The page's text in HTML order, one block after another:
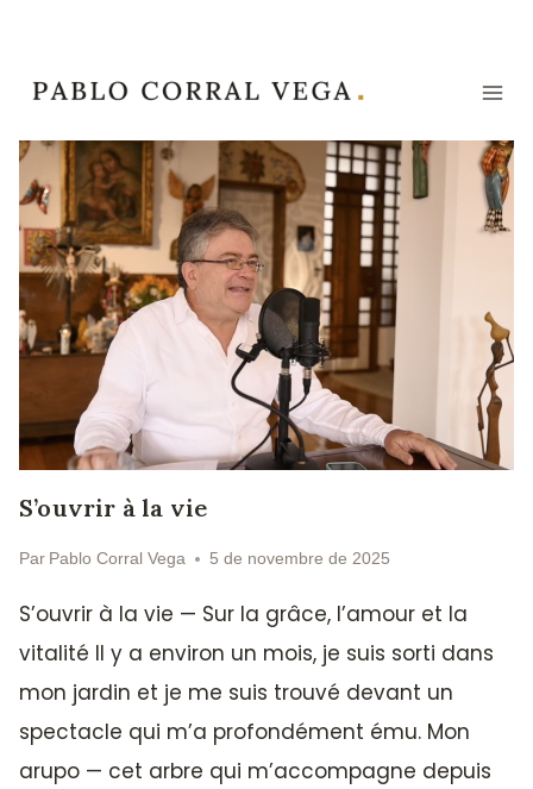
contenu
S’ouvrir à la vie
Par Pablo Corral Vega 5 de novembre de 2025
S’ouvrir à la vie — Sur la grâce, l’amour et la
vitalité Il y a environ un mois, je suis sorti dans
mon jardin et je me suis trouvé devant un
spectacle qui m’a profondément ému. Mon
arupo — cet arbre qui m’accompagne depuis